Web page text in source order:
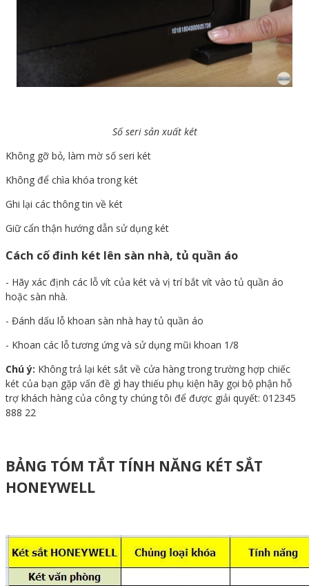
Số seri sản xuất két
Không gỡ bỏ, làm mờ số seri két
Không để chìa khóa trong két
Ghi lại các thông tin về két
Giữ cẩn thận hướng dẫn sử dụng két
Cách cố đinh két lên sàn nhà, tủ quần áo
- Hãy xác định các lỗ vít của két và vị trí bắt vít vào tủ quần áo
hoặc sàn nhà.
- Đánh dấu lỗ khoan sàn nhà hay tủ quần áo
- Khoan các lỗ tương ứng và sử dụng mũi khoan 1/8
Chú ý: Không trả lại két sắt về cửa hàng trong trường hợp chiếc
két của bạn gặp vấn đề gì hay thiếu phụ kiện hãy gọi bộ phận hỗ
trợ khách hàng của công ty chúng tôi để được giải quyết: 012345
888 22
BẢNG TÓM TẮT TÍNH NĂNG KÉT SẮT
HONEYWELL